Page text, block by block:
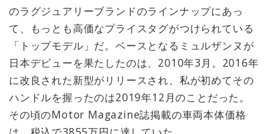
のラグジュアリーブランドのラインナップにあっ
て、もっとも高価なプライスタグがつけられている
「トップモデル」だ。ベースとなるミュルザンヌが
日本デビューを果たしたのは、2010年3月。2016年
に改良された新型がリリースされ、私が初めてその
ハンドルを握ったのは2019年12月のことだった。
その頃のMotor Magazine誌掲載の車両本体価格